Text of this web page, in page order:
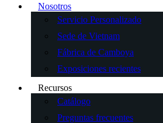
Nosotros
Servicio Personalizado
Sede de Vietnam
Fábrica de Camboya
Exposiciones recientes
Recursos
Catálogo
Preguntas frecuentes